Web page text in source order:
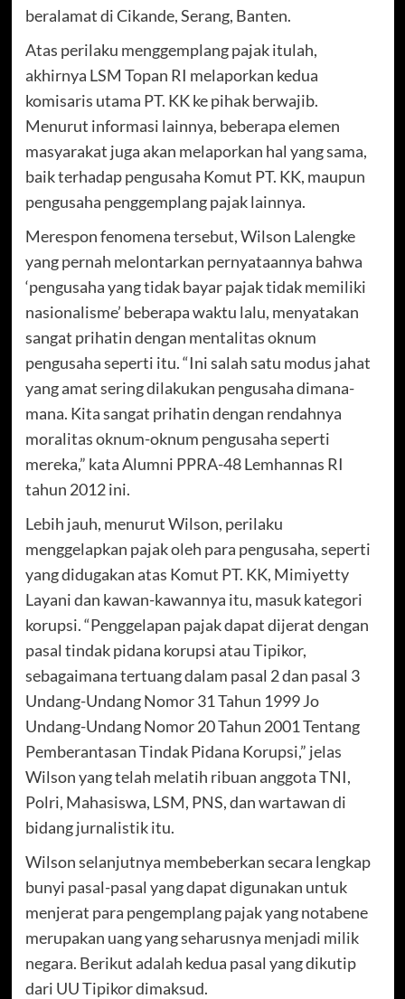
beralamat di Cikande, Serang, Banten.
Atas perilaku menggemplang pajak itulah,
akhirnya LSM Topan RI melaporkan kedua
komisaris utama PT. KK ke pihak berwajib.
Menurut informasi lainnya, beberapa elemen
masyarakat juga akan melaporkan hal yang sama,
baik terhadap pengusaha Komut PT. KK, maupun
pengusaha penggemplang pajak lainnya.
Merespon fenomena tersebut, Wilson Lalengke
yang pernah melontarkan pernyataannya bahwa
‘pengusaha yang tidak bayar pajak tidak memiliki
nasionalisme’ beberapa waktu lalu, menyatakan
sangat prihatin dengan mentalitas oknum
pengusaha seperti itu. “Ini salah satu modus jahat
yang amat sering dilakukan pengusaha dimana-
mana. Kita sangat prihatin dengan rendahnya
moralitas oknum-oknum pengusaha seperti
mereka,” kata Alumni PPRA-48 Lemhannas RI
tahun 2012 ini.
Lebih jauh, menurut Wilson, perilaku
menggelapkan pajak oleh para pengusaha, seperti
yang didugakan atas Komut PT. KK, Mimiyetty
Layani dan kawan-kawannya itu, masuk kategori
korupsi. “Penggelapan pajak dapat dijerat dengan
pasal tindak pidana korupsi atau Tipikor,
sebagaimana tertuang dalam pasal 2 dan pasal 3
Undang-Undang Nomor 31 Tahun 1999 Jo
Undang-Undang Nomor 20 Tahun 2001 Tentang
Pemberantasan Tindak Pidana Korupsi,” jelas
Wilson yang telah melatih ribuan anggota TNI,
Polri, Mahasiswa, LSM, PNS, dan wartawan di
bidang jurnalistik itu.
Wilson selanjutnya membeberkan secara lengkap
bunyi pasal-pasal yang dapat digunakan untuk
menjerat para pengemplang pajak yang notabene
merupakan uang yang seharusnya menjadi milik
negara. Berikut adalah kedua pasal yang dikutip
dari UU Tipikor dimaksud.